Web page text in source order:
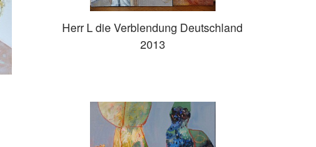
Herr L die Verblendung Deutschland
2013